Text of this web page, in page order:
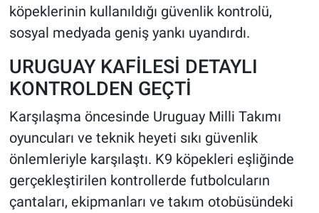
köpeklerinin kullanıldığı güvenlik kontrolü,
sosyal medyada geniş yankı uyandırdı.
URUGUAY KAFİLESİ DETAYLI
KONTROLDEN GEÇTİ
Karşılaşma öncesinde Uruguay Milli Takımı
oyuncuları ve teknik heyeti sıkı güvenlik
önlemleriyle karşılaştı. K9 köpekleri eşliğinde
gerçekleştirilen kontrollerde futbolcuların
çantaları, ekipmanları ve takım otobüsündeki
Bilim, Teknoloji